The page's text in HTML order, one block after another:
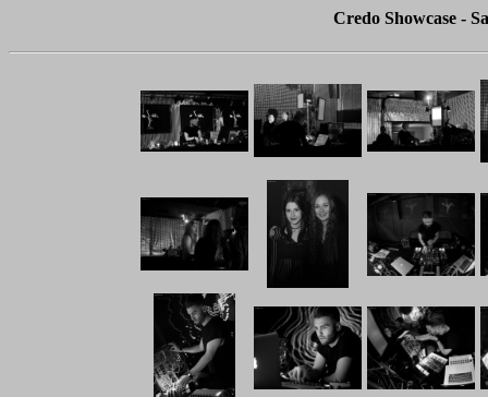
Credo Showcase -